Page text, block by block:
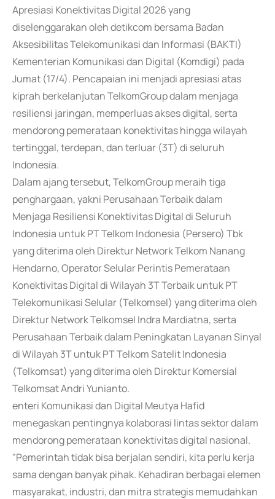
Apresiasi Konektivitas Digital 2026 yang
diselenggarakan oleh detikcom bersama Badan
Aksesibilitas Telekomunikasi dan Informasi (BAKTI)
Kementerian Komunikasi dan Digital (Komdigi) pada
Jumat (17/4). Pencapaian ini menjadi apresiasi atas
kiprah berkelanjutan TelkomGroup dalam menjaga
resiliensi jaringan, memperluas akses digital, serta
mendorong pemerataan konektivitas hingga wilayah
tertinggal, terdepan, dan terluar (3T) di seluruh
Indonesia.
Dalam ajang tersebut, TelkomGroup meraih tiga
penghargaan, yakni Perusahaan Terbaik dalam
Menjaga Resiliensi Konektivitas Digital di Seluruh
Indonesia untuk PT Telkom Indonesia (Persero) Tbk
yang diterima oleh Direktur Network Telkom Nanang
Hendarno, Operator Selular Perintis Pemerataan
Konektivitas Digital di Wilayah 3T Terbaik untuk PT
Telekomunikasi Selular (Telkomsel) yang diterima oleh
Direktur Network Telkomsel Indra Mardiatna, serta
Perusahaan Terbaik dalam Peningkatan Layanan Sinyal
di Wilayah 3T untuk PT Telkom Satelit Indonesia
(Telkomsat) yang diterima oleh Direktur Komersial
Telkomsat Andri Yunianto.
enteri Komunikasi dan Digital Meutya Hafid
menegaskan pentingnya kolaborasi lintas sektor dalam
mendorong pemerataan konektivitas digital nasional.
"Pemerintah tidak bisa berjalan sendiri, kita perlu kerja
sama dengan banyak pihak. Kehadiran berbagai elemen
masyarakat, industri, dan mitra strategis memudahkan